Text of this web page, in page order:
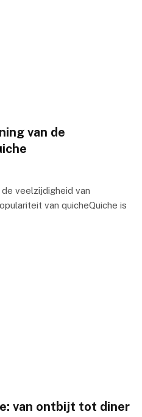
van de
veelzijdigheid van
van quicheQuiche is
van ontbijt tot diner